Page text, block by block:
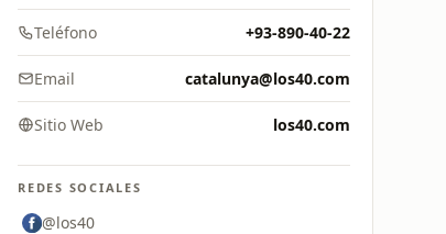
Teléfono +93-890-40-22
Email catalunya@los40.com
Sitio Web los40.com
REDES SOCIALES
@los40